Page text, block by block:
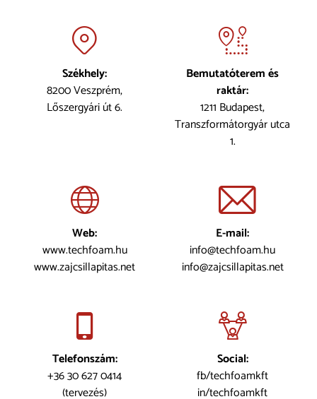
Székhely:
8200 Veszprém,
Lőszergyári út 6.
Bemutatóterem és
raktár:
1211 Budapest,
Transzformátorgyár utca
1.
Web:
www.techfoam.hu
www.zajcsillapitas.net
E-mail:
info@techfoam.hu
info@zajcsillapitas.net
Telefonszám:
+36 30 627 0414
(tervezés)
Social:
fb/techfoamkft
in/techfoamkft